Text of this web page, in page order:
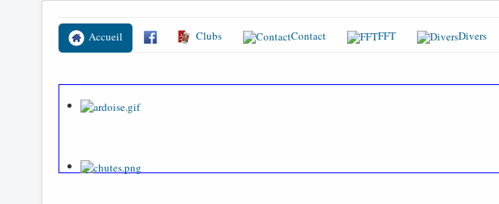
Accueil Clubs Contact FFT Divers